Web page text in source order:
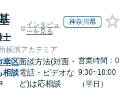
士
インタビュ
ーを見る
神奈川県
横濱アカデミア
幸区
相談
面談方法(対面・
電話・ビデオな
ど)は応相談
営業時間：0
9:30~18:00
（平日）